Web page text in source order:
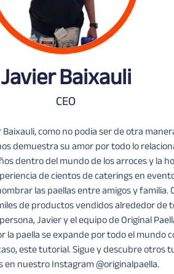
Javier Baixauli
CEO
como no podia ser de otra
demuestra su amor por todo lo
dentro del mundo de los arroces y la
de cientos de caterings en
las paellas entre amigos y familia.
de productos vendidos alrededor de
Javier y el equipo de Original
la paella se expande por todo el mundo
este tutorial. Sigue y descubre otros
en nuestro Instagram @originalpaella.